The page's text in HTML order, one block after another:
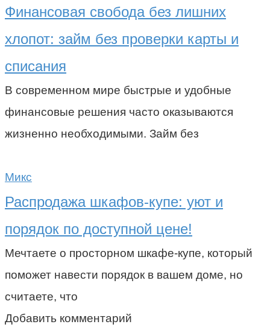
Финансовая свобода без лишних
хлопот: займ без проверки карты и
списания
В современном мире быстрые и удобные
финансовые решения часто оказываются
жизненно необходимыми. Займ без
Микс
Распродажа шкафов-купе: уют и
порядок по доступной цене!
Мечтаете о просторном шкафе-купе, который
поможет навести порядок в вашем доме, но
считаете, что
Добавить комментарий